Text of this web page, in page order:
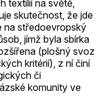
textilií na světě,
skutečnost, že jde
na středoevropský
jímž byla sbírka
(plošný svoz
kritérií), z ní činí
či
komunity ve